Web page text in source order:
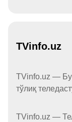
TVinfo.uz
TVinfo.uz —
тўлиқ
TVinfo.uz —